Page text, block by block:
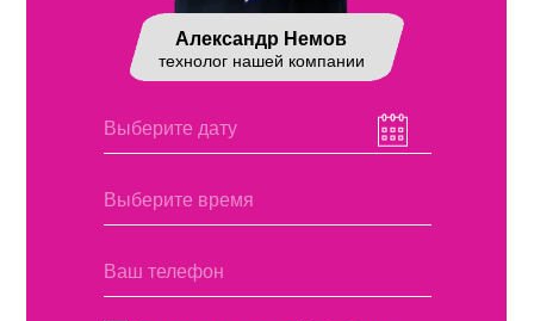
Александр Немов
технолог нашей компании